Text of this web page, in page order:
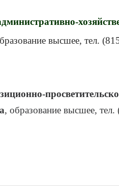
высшее, тел.
, образование высшее,